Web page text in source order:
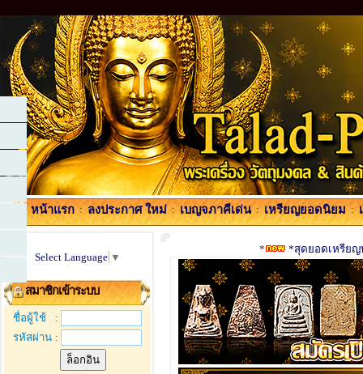
หน้าแรก : ลงประกาศ ใหม่ : เบญจภาคีเด่น : เหรียญยอดนิยม :
Select Language ▼
สมาชิกเข้าระบบ
ชื่อผู้ใช้
:
รหัสผ่าน :
* *สุดยอดเหรียญ